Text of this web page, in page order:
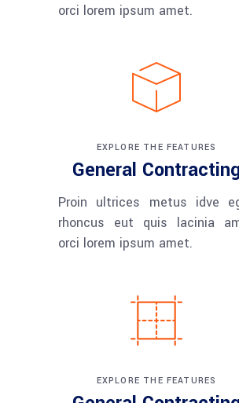
orci lorem ipsum amet.
EXPLORE THE FEATURES
General
Proin ultrices metus idve
rhoncus eut quis lacinia
orci lorem ipsum amet.
EXPLORE THE FEATURES